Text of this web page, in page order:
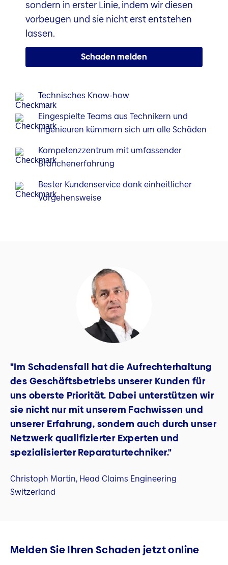
sondern in erster Linie, indem wir diesen
vorbeugen und sie nicht erst entstehen
lassen.
Schaden melden
Technisches Know-how
Eingespielte Teams aus Technikern und
Ingenieuren kümmern sich um alle Schäden
Kompetenzzentrum mit umfassender
Branchenerfahrung
Bester Kundenservice dank einheitlicher
Vorgehensweise
"Im Schadensfall hat die Aufrechterhaltung
des Geschäftsbetriebs unserer Kunden für
uns oberste Priorität. Dabei unterstützen wir
sie nicht nur mit unserem Fachwissen und
unserer Erfahrung, sondern auch durch unser
Netzwerk qualifizierter Experten und
spezialisierter Reparaturtechniker."
Christoph Martin, Head Claims Engineering
Switzerland
Melden Sie Ihren Schaden jetzt online